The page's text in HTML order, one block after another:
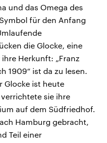
und das Omega des
für den Anfang
die Glocke, eine
Herkunft: „Franz
1909“ ist da zu lesen.
Glocke ist heute
sie ihre
auf dem Südfriedhof.
Hamburg gebracht,
Teil einer